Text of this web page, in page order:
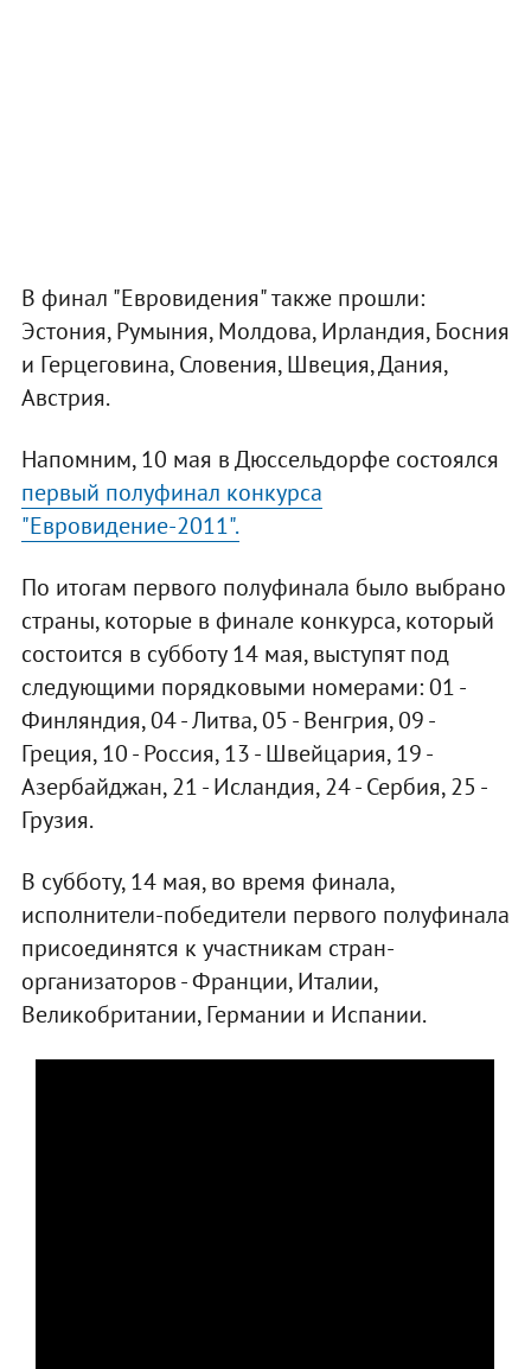
В финал "Евровидения" также прошли:
Эстония, Румыния, Молдова, Ирландия, Босния
и Герцеговина, Словения, Швеция, Дания,
Австрия.
Напомним, 10 мая в Дюссельдорфе состоялся
первый полуфинал конкурса
"Евровидение-2011".
По итогам первого полуфинала было выбрано
страны, которые в финале конкурса, который
состоится в субботу 14 мая, выступят под
следующими порядковыми номерами: 01 -
Финляндия, 04 - Литва, 05 - Венгрия, 09 -
Греция, 10 - Россия, 13 - Швейцария, 19 -
Азербайджан, 21 - Исландия, 24 - Сербия, 25 -
Грузия.
В субботу, 14 мая, во время финала,
исполнители-победители первого полуфинала
присоединятся к участникам стран-
организаторов - Франции, Италии,
Великобритании, Германии и Испании.